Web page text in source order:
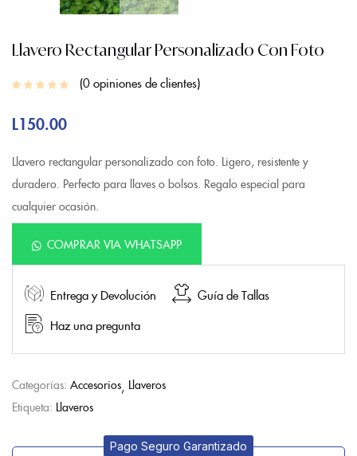
Llavero Rectangular Personalizado Con Foto
0opiniones de clientes
L150.00
Llavero rectangular personalizado con foto. Ligero, resistente y
duradero. Perfecto para llaves o bolsos. Regalo especial para
cualquier ocasión.
COMPRAR VIA WHATSAPP
Entrega y Devolución
Guía de Tallas
Haz una pregunta
Categorías: Accesorios Llaveros
Etiqueta: Llaveros
Pago Seguro Garantizado